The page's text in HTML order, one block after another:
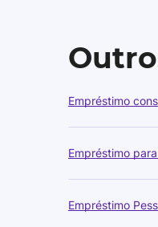
Empréstimo
Empréstimo
Empréstimo